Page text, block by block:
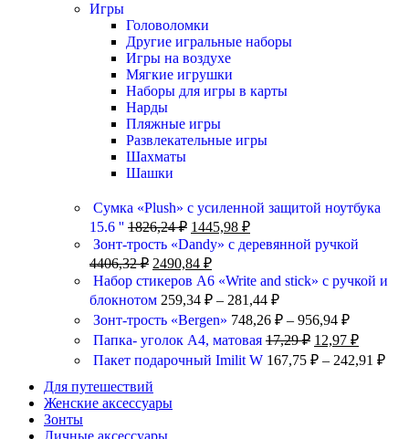
Игры
Головоломки
Другие игральные наборы
Игры на воздухе
Мягкие игрушки
Наборы для игры в карты
Нарды
Пляжные игры
Развлекательные игры
Шахматы
Шашки
Сумка «Plush» c усиленной защитой ноутбука
15.6 '' 1826,24₽ 1445,98 ₽
Зонт-трость «Dandy» с деревянной ручкой
4406,32₽ 2490,84 ₽
Набор стикеров А6 «Write and stick» с ручкой и
блокнотом 259,34 ₽ – 281,44 ₽
Зонт-трость «Bergen» 748,26 ₽ – 956,94 ₽
Папка- уголок А4, матовая 17,29₽ 12,97 ₽
Пакет подарочный Imilit W 167,75 ₽ – 242,91 ₽
Для путешествий
Женские аксессуары
Зонты
Личные аксессуары